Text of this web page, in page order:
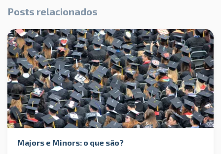
Posts relacionados
Majors e Minors: o que são?